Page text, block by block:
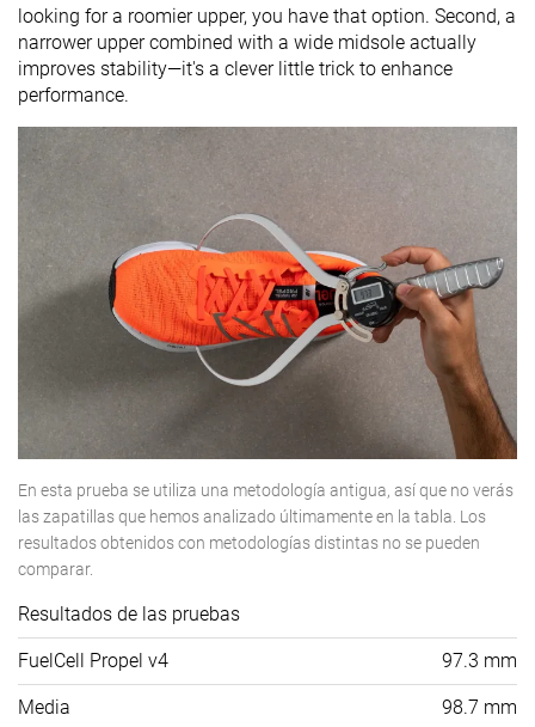
looking for a roomier upper, you have that option. Second, a
narrower upper combined with a wide midsole actually
improves stability—it's a clever little trick to enhance
performance.
En esta prueba se utiliza una metodología antigua, así que no verás
las zapatillas que hemos analizado últimamente en la tabla. Los
resultados obtenidos con metodologías distintas no se pueden
comparar.
Resultados de las pruebas
FuelCell Propel v4 97.3 mm
Media 98.7 mm